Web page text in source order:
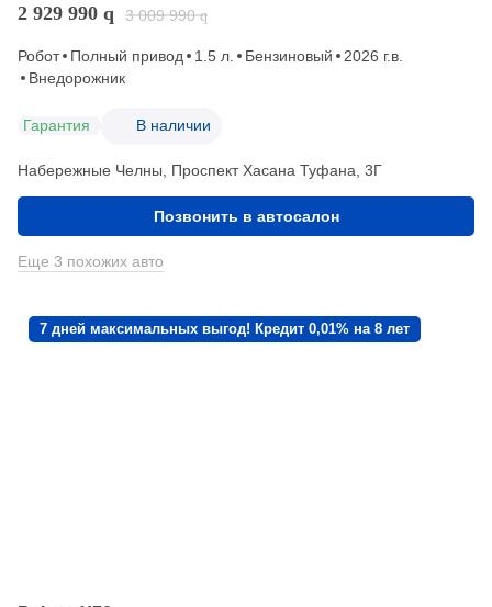
2 929 990 q 3 009 990 q
Робот Полный привод 1.5 л. Бензиновый
2026 г.в.
Внедорожник
Гарантия В наличии
Набережные Челны, Проспект Хасана Туфана, 3Г
Позвонить в автосалон
Еще 3 похожих авто
7 дней максимальных выгод! Кредит 0,01% на 8 лет